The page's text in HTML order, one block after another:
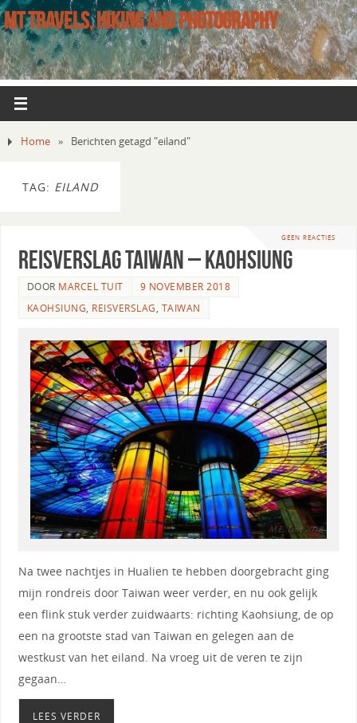
MT TRAVELS, HIKING AND PHOTOGRAPHY
Home » Berichten getagd "eiland"
TAG: EILAND
GEEN REACTIES
Reisverslag Taiwan – Kaohsiung
DOOR MARCEL TUIT
9 NOVEMBER 2018
KAOHSIUNG, REISVERSLAG, TAIWAN
Na twee nachtjes in Hualien te hebben doorgebracht ging
mijn rondreis door Taiwan weer verder, en nu ook gelijk
een flink stuk verder zuidwaarts: richting Kaohsiung, de op
een na grootste stad van Taiwan en gelegen aan de
westkust van het eiland. Na vroeg uit de veren te zijn
gegaan…
LEES VERDER